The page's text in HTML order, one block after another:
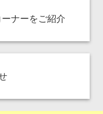
ナーをご紹介